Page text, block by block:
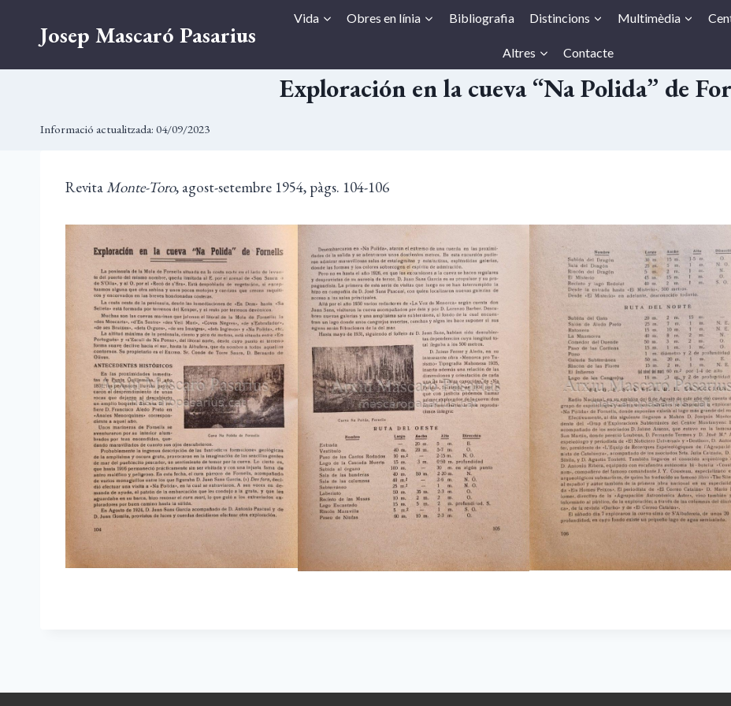
Josep Mascaró Pasarius
Vida Obres en línia Bibliografia Distincions Multimèdia
Altres Contacte
Exploración en la cueva “Na Polida” de
Informació actualitzada: 04/09/2023
RevitaMonte-Toro, agost-setembre 1954, pàgs. 104-106